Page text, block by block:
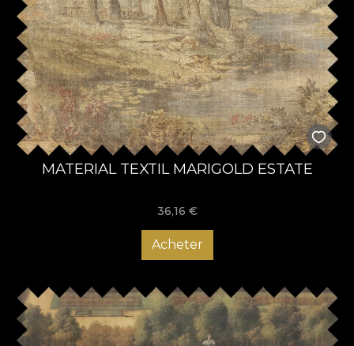
MATERIAL TEXTIL MARIGOLD ESTATE
36,16 €
Acheter